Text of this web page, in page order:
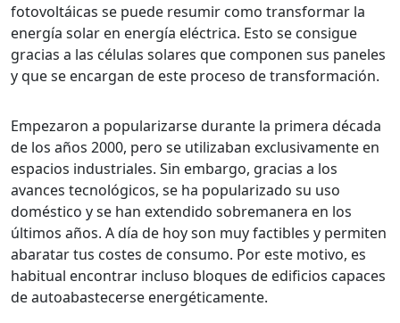
fotovoltáicas se puede resumir como transformar la
energía solar en energía eléctrica. Esto se consigue
gracias a las células solares que componen sus paneles
y que se encargan de este proceso de transformación.
Empezaron a popularizarse durante la primera década
de los años 2000, pero se utilizaban exclusivamente en
espacios industriales. Sin embargo, gracias a los
avances tecnológicos, se ha popularizado su uso
doméstico y se han extendido sobremanera en los
últimos años. A día de hoy son muy factibles y permiten
abaratar tus costes de consumo. Por este motivo, es
habitual encontrar incluso bloques de edificios capaces
de autoabastecerse energéticamente.